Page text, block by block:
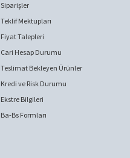
Siparişler
Teklif Mektupları
Fiyat Talepleri
Cari Hesap Durumu
Teslimat Bekleyen Ürünler
Kredi ve Risk Durumu
Ekstre Bilgileri
Ba-Bs Formları